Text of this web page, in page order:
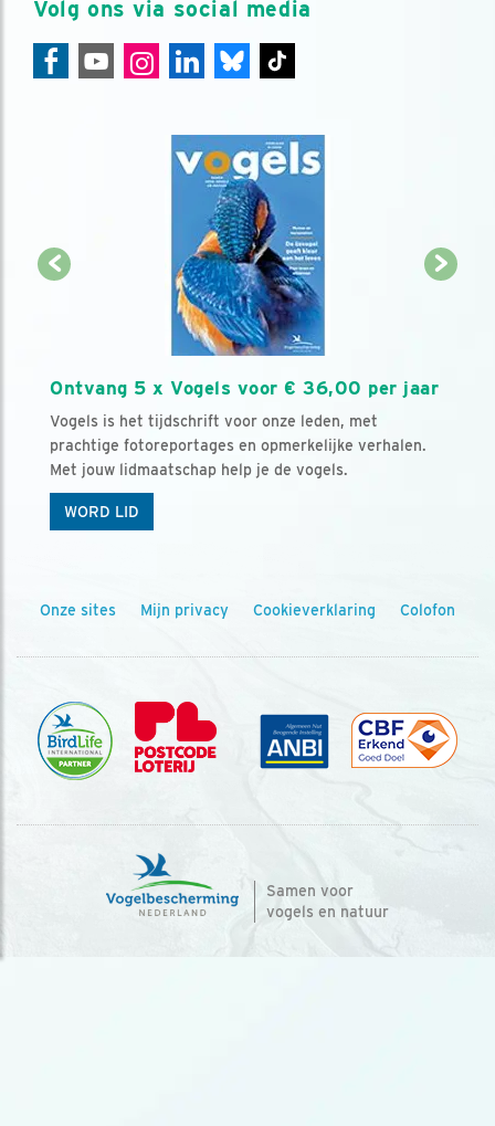
Volg ons via social media
Ontvang 5 x Vogels voor € 36,00 per jaar
Vogels is het tijdschrift voor onze leden, met
prachtige fotoreportages en opmerkelijke verhalen.
Met jouw lidmaatschap help je de vogels.
WORD LID
Onze sites Mijn privacy Cookieverklaring Colofon
Samen voor
vogels en natuur